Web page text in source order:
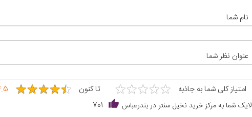
نام شما
عنوان نظر شما
امتیاز کلی شما به جاذبه ★★★★★
★★★★★ تا کنون ★★★★★
★★★★★
لایک شما به مرکز خرید نخیل سنتر در بندرعباس 701